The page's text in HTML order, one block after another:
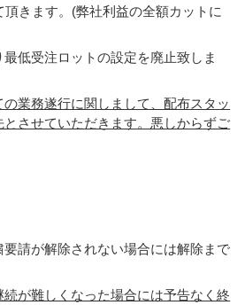
頂きます。(弊社利益の全額カットに
低受注ロットの設定を廃止致しま
業務遂行に関しまして、配布スタッ
させていただきます。悪しからずご
請が解除されない場合には解除まで
が難しくなった場合には予告なく終